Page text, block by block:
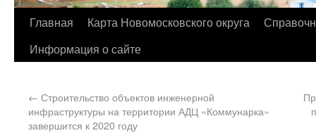
Главная Карта Новомосковского округа
Информация о сайте
← Строительство объектов инженерной
инфраструктуры на территории АДЦ «Коммунарка»
завершится к 2020 году